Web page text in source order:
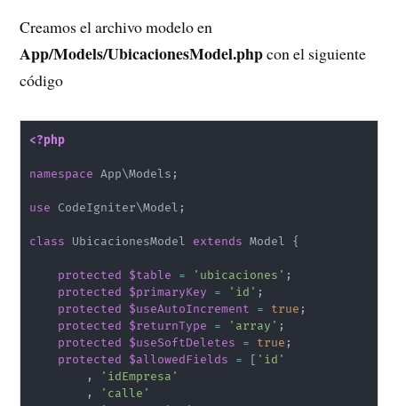
Creamos el archivo modelo en
App/Models/UbicacionesModel.phpcon el siguiente
código
<?php
namespace App\Models ;
use CodeIgniter\Model ;
class UbicacionesModel extends Model {
protected $table = 'ubicaciones' ;
protected
$primaryKey = 'id' ;
protected
$useAutoIncrement = true ;
protected
$returnType = 'array' ;
protected
$useSoftDeletes = true ;
protected
$allowedFields = [ 'id'
,
'idEmpresa'
,
'calle'